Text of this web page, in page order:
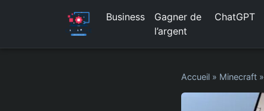
Business
Gagner de
l’argent
ChatGPT
Accueil » Minecraft »